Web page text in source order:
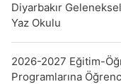
Diyarbakır
Yaz Okulu
2026-2027 Eğitim-
Programlarına